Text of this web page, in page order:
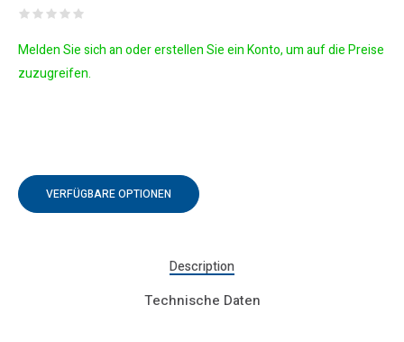
Melden Sie sich an oder erstellen Sie ein Konto, um auf die Preise
zuzugreifen.
VERFÜGBARE OPTIONEN
Description
Technische Daten